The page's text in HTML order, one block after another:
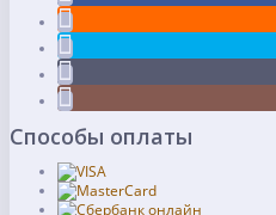
Способы оплаты